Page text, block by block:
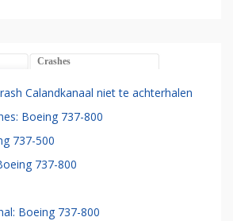
Crashes
Calandkanaal niet te achterhalen
Boeing 737-800
737-500
737-800
Boeing 737-800